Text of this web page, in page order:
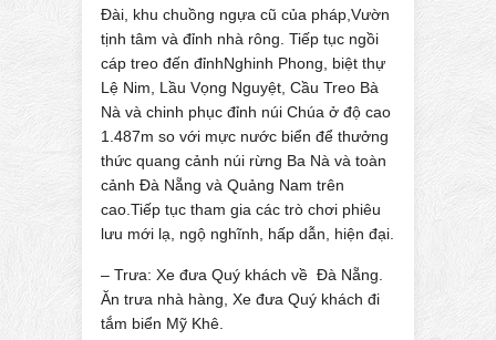
Đài, khu chuồng ngựa cũ của pháp,Vườn
tịnh tâm và đỉnh nhà rông. Tiếp tục ngồi
cáp treo đến đỉnhNghinh Phong, biệt thự
Lệ Nim, Lầu Vọng Nguyệt, Cầu Treo Bà
Nà và chinh phục đỉnh núi Chúa ở độ cao
1.487m so với mực nước biển để thưởng
thức quang cảnh núi rừng Ba Nà và toàn
cảnh Đà Nẵng và Quảng Nam trên
cao.Tiếp tục tham gia các trò chơi phiêu
lưu mới lạ, ngộ nghĩnh, hấp dẫn, hiện đại.
– Trưa: Xe đưa Quý khách về Đà Nẵng.
Ăn trưa nhà hàng, Xe đưa Quý khách đi
tắm biển Mỹ Khê.